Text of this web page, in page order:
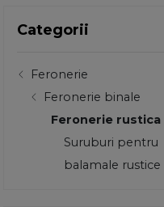
Categorii
Feronerie
Feronerie binale
Feronerie rustica
Suruburi pentru
balamale rustice